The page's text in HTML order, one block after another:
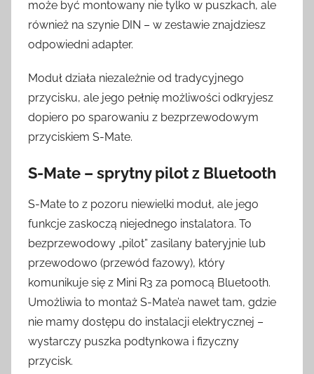
może być montowany nie tylko w puszkach, ale
również na szynie DIN – w zestawie znajdziesz
odpowiedni adapter.
Moduł działa niezależnie od tradycyjnego
przycisku, ale jego pełnię możliwości odkryjesz
dopiero po sparowaniu z bezprzewodowym
przyciskiem S-Mate.
S-Mate – sprytny pilot z Bluetooth
S-Mate to z pozoru niewielki moduł, ale jego
funkcje zaskoczą niejednego instalatora. To
bezprzewodowy „pilot” zasilany bateryjnie lub
przewodowo (przewód fazowy), który
komunikuje się z Mini R3 za pomocą Bluetooth.
Umożliwia to montaż S-Mate’a nawet tam, gdzie
nie mamy dostępu do instalacji elektrycznej –
wystarczy puszka podtynkowa i fizyczny
przycisk.